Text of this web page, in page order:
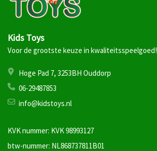
Kids Toys
Voor de grootste keuze in kwaliteitsspeelgoed!
Hoge Pad 7, 3253BH Ouddorp
06-29487853
info@kidstoys.nl
KVK nummer: KVK 98993127
btw-nummer: NL868737811B01